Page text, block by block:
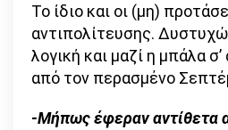
Το ίδιο και οι (μη)
αντιπολίτευσης.
λογική και μαζί η μπάλα
από τον περασμένο
-Μήπως έφεραν αντίθετα